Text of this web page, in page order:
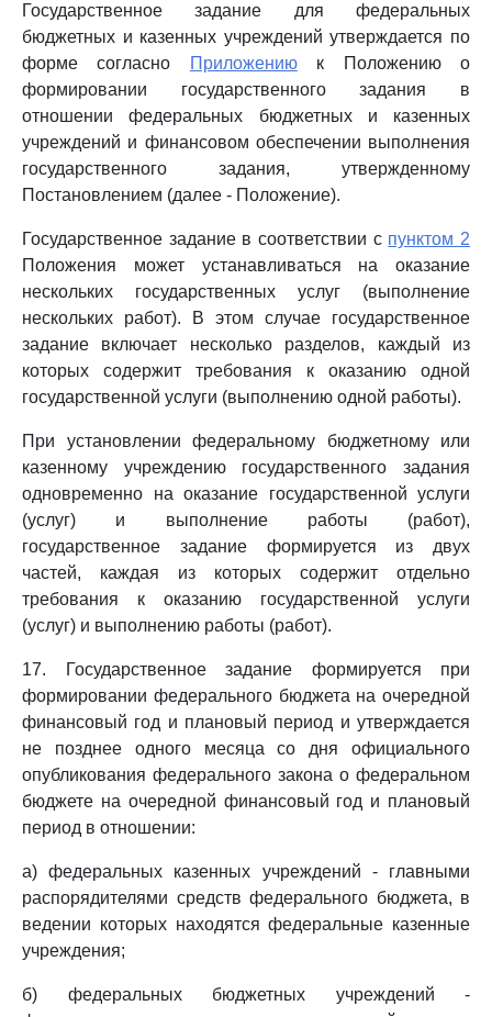
Государственное задание для федеральных
бюджетных и казенных учреждений утверждается по
форме согласно
Приложениюк Положению о
формировании государственного задания в
отношении федеральных бюджетных и казенных
учреждений и финансовом обеспечении выполнения
государственного задания, утвержденному
Постановлением (далее - Положение).
Государственное задание в соответствии с пунктом 2
Положения может устанавливаться на оказание
нескольких государственных услуг (выполнение
нескольких работ). В этом случае государственное
задание включает несколько разделов, каждый из
которых содержит требования к оказанию одной
государственной услуги (выполнению одной работы).
При установлении федеральному бюджетному или
казенному учреждению государственного задания
одновременно на оказание государственной услуги
(услуг) и выполнение работы (работ),
государственное задание формируется из двух
частей, каждая из которых содержит отдельно
требования к оказанию государственной услуги
(услуг) и выполнению работы (работ).
17. Государственное задание формируется при
формировании федерального бюджета на очередной
финансовый год и плановый период и утверждается
не позднее одного месяца со дня официального
опубликования федерального закона о федеральном
бюджете на очередной финансовый год и плановый
период в отношении:
а) федеральных казенных учреждений - главными
распорядителями средств федерального бюджета, в
ведении которых находятся федеральные казенные
учреждения;
б) федеральных бюджетных учреждений -